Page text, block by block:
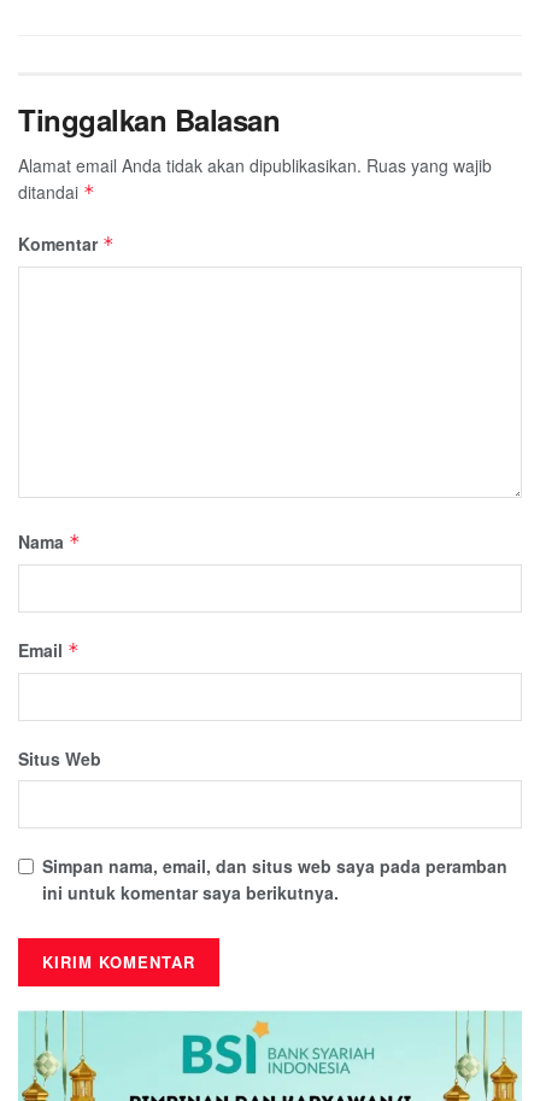
Tinggalkan Balasan
Alamat email Anda tidak akan dipublikasikan. Ruas yang wajib
ditandai *
Komentar *
Nama *
Email *
Situs Web
Simpan nama, email, dan situs web saya pada peramban
ini untuk komentar saya berikutnya.